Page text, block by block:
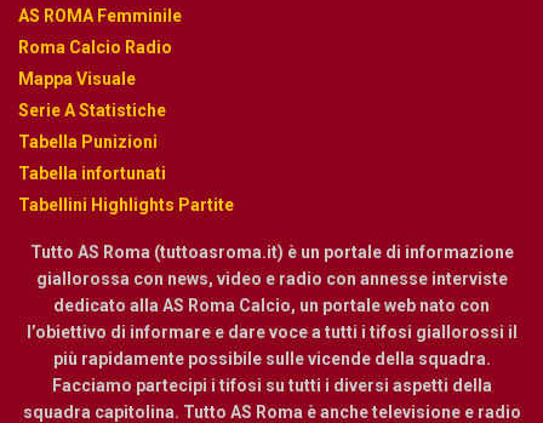
AS ROMA Femminile
Roma Calcio Radio
Mappa Visuale
Serie A Statistiche
Tabella Punizioni
Tabella infortunati
Tabellini Highlights Partite
Tutto AS Roma (tuttoasroma.it) è un portale di informazione
giallorossa con news, video e radio con annesse interviste
dedicato alla AS Roma Calcio, un portale web nato con
l’obiettivo di informare e dare voce a tutti i tifosi giallorossi il
più rapidamente possibile sulle vicende della squadra.
Facciamo partecipi i tifosi su tutti i diversi aspetti della
squadra capitolina. Tutto AS Roma è anche televisione e radio